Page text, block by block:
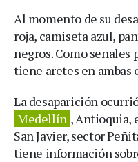
Al momento de su
roja, camiseta azul,
negros. Como señales
tiene aretes en ambas
La desaparición
Medellín , Antioquia,
San Javier, sector
tiene información